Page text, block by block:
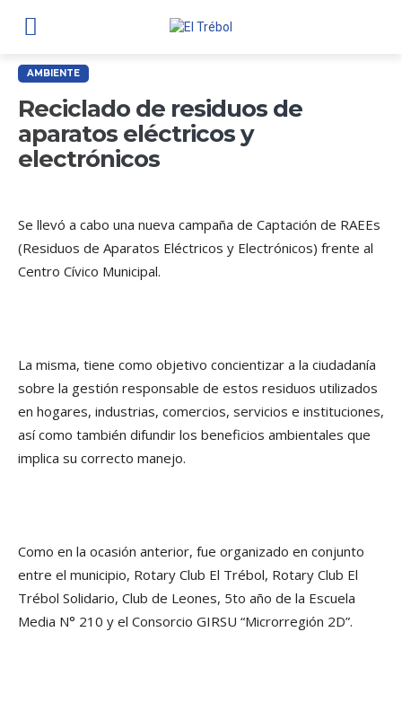
AMBIENTE
Reciclado de residuos de
aparatos eléctricos y
electrónicos
Se llevó a cabo una nueva campaña de Captación de RAEEs
(Residuos de Aparatos Eléctricos y Electrónicos) frente al
Centro Cívico Municipal.
La misma, tiene como objetivo concientizar a la ciudadanía
sobre la gestión responsable de estos residuos utilizados
en hogares, industrias, comercios, servicios e instituciones,
así como también difundir los beneficios ambientales que
implica su correcto manejo.
Como en la ocasión anterior, fue organizado en conjunto
entre el municipio, Rotary Club El Trébol, Rotary Club El
Trébol Solidario, Club de Leones, 5to año de la Escuela
Media N° 210 y el Consorcio GIRSU “Microrregión 2D”.